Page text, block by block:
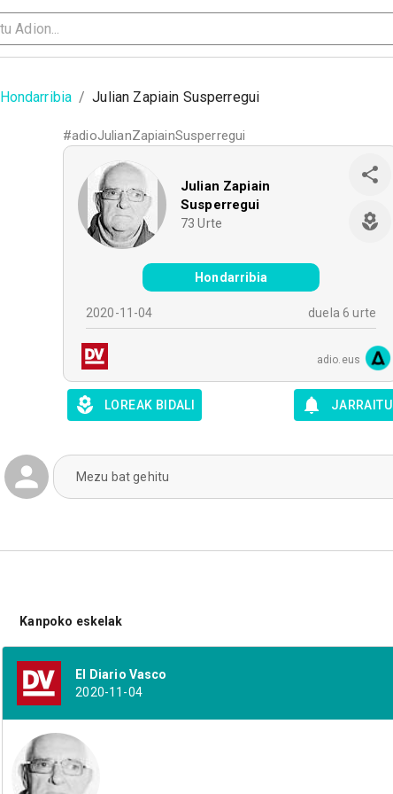
Hondarribia / Julian Zapiain Susperregui
#adioJulianZapiainSusperregui
Julian Zapiain
Susperregui
73 Urte
Hondarribia
2020-11-04 duela 6 urte
adio.eus
LOREAK BIDALI JARRAITU
Mezu bat gehitu
Kanpoko eskelak
El Diario Vasco
2020-11-04